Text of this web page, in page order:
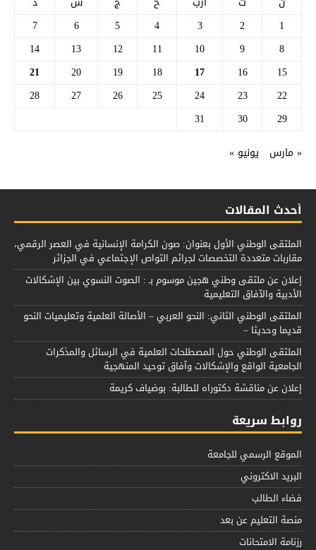
1
2
3
4
5
6
7
8
9
10
11
12
13
14
15
16
17
18
19
20
21
22
23
24
25
26
27
28
29
30
31
« مارس
يونيو »
أحدث المقالات
الملتقى الوطني الأول بعنوان: صون الكرامة الإنسانية في العصر الرقمي،
مقاربات متعددة التخصصات لجرائم التواص الإجتماعي في الجزائر
إعلان عن ملتقى وطني هجين موسوم بـ : الصوت النسوي بين الإشكالات
الأدبية والآفاق التعليمية
الملتقى الوطني الثاني: النحو العربي – الأصالة العلمية وتعليميات النحو
قديما وحديثا –
الملتقى الوطني حول المصطلحات العلمية في الرسائل والمذكرات
الجامعية الواقع والإشكالات وآفاق توحيد المنهجية
إعلان عن مناقشة دكتوراه للطالبة: بوضياف كريمة
روابط سريعة
الموقع الرسمي للجامعة
البريد الاكتروني
فضاء الطالب
منصة التعليم عن بعد
رزنامة الامتحانات